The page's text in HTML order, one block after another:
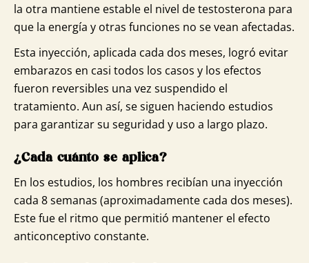
la otra mantiene estable el nivel de testosterona para
que la energía y otras funciones no se vean afectadas.
Esta inyección, aplicada cada dos meses, logró evitar
embarazos en casi todos los casos y los efectos
fueron reversibles una vez suspendido el
tratamiento. Aun así, se siguen haciendo estudios
para garantizar su seguridad y uso a largo plazo.
¿Cada cuánto se aplica?
En los estudios, los hombres recibían una inyección
cada 8 semanas (aproximadamente cada dos meses).
Este fue el ritmo que permitió mantener el efecto
anticonceptivo constante.